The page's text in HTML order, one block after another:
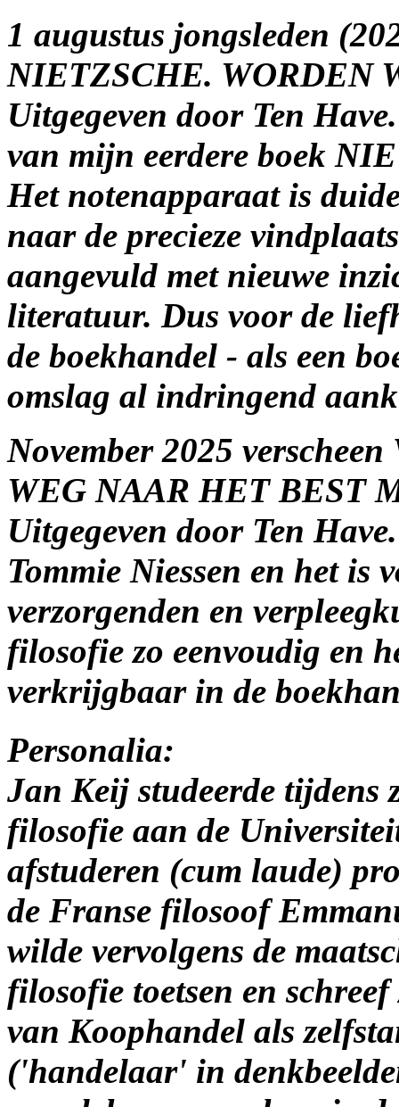
1 augustus jongsleden
NIETZSCHE. WORDEN
Uitgegeven door Ten
van mijn eerdere boek
Het notenapparaat is
naar de precieze
aangevuld met nieuwe
literatuur. Dus voor de
de boekhandel - als een
omslag al indringend
November 2025
WEG NAAR HET BEST
Uitgegeven door Ten
Tommie Niessen en het is
verzorgenden en
filosofie zo eenvoudig en
verkrijgbaar in de
Personalia:
Jan Keij studeerde tijdens
filosofie aan de
afstuderen (cum laude)
de Franse filosoof
wilde vervolgens de
filosofie toetsen en
van Koophandel als
('handelaar' in